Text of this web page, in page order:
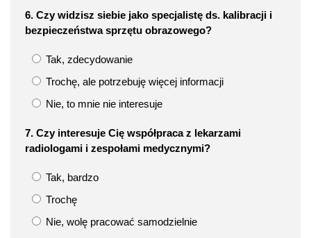
6. Czy widzisz siebie jako specjalistę ds. kalibracji i
bezpieczeństwa sprzętu obrazowego?
Tak, zdecydowanie
Trochę, ale potrzebuję więcej informacji
Nie, to mnie nie interesuje
7. Czy interesuje Cię współpraca z lekarzami
radiologami i zespołami medycznymi?
Tak, bardzo
Trochę
Nie, wolę pracować samodzielnie